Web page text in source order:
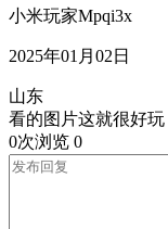
小米玩家Mpqi3x
2025年01月02日
山东
看的图片这就很好玩
0次浏览 0